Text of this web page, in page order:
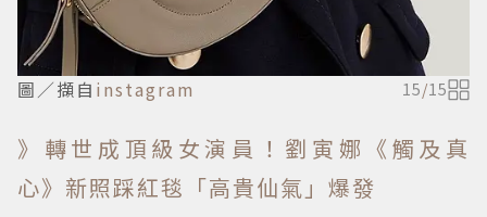
圖／擷自 instagram 15/15
》轉世成頂級女演員！劉寅娜《觸及真
心》新照踩紅毯「高貴仙氣」爆發